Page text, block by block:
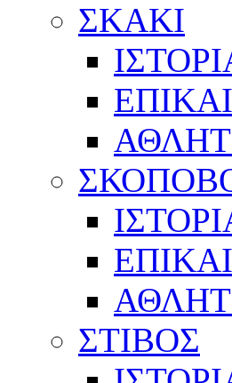
ΣΚΑΚΙ
ΣΤΙΒΟΣ